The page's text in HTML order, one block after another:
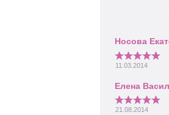
11.03.2014
21.08.2014